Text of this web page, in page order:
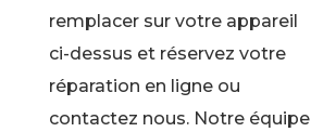
remplacer sur votre appareil
ci-dessus et réservez votre
réparation en ligne ou
contactez nous. Notre équipe